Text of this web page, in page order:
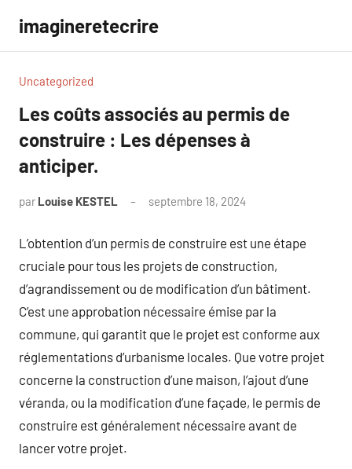
contenu
imagineretecrire
Uncategorized
Les coûts associés au permis de
construire : Les dépenses à
anticiper.
par Louise KESTEL septembre 18, 2024
L’obtention d’un permis de construire est une étape
cruciale pour tous les projets de construction,
d’agrandissement ou de modification d’un bâtiment.
C’est une approbation nécessaire émise par la
commune, qui garantit que le projet est conforme aux
réglementations d’urbanisme locales. Que votre projet
concerne la construction d’une maison, l’ajout d’une
véranda, ou la modification d’une façade, le permis de
construire est généralement nécessaire avant de
lancer votre projet.